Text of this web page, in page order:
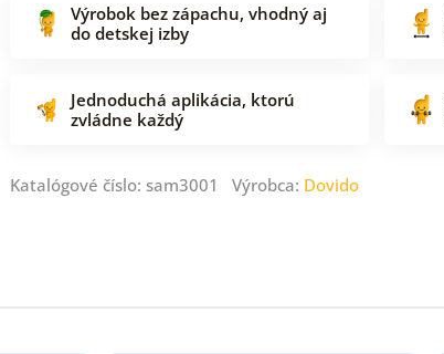
Výrobok bez zápachu, vhodný aj
do detskej izby
Jednoduchá aplikácia, ktorú
zvládne každý
Katalógové číslo: sam3001 Výrobca: Dovido